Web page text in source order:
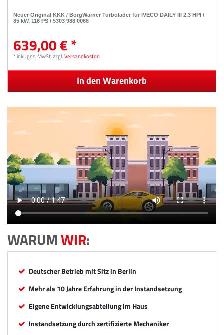
Neuer Original KKK / BorgWarner Turbolader für IVECO DAILY III 2.3 HPI /
85 kW, 116 PS / 5303 988 0066
639,00 € *
*inkl. ges. MwSt.zzgl.Versandkosten
In den Warenkorb
WARUMWIR:
Deutscher Betrieb mit Sitz in Berlin
Mehr als 10 Jahre Erfahrung in der Instandsetzung
Eigene Entwicklungsabteilung im Haus
Instandsetzung durch zertifizierte Mechaniker